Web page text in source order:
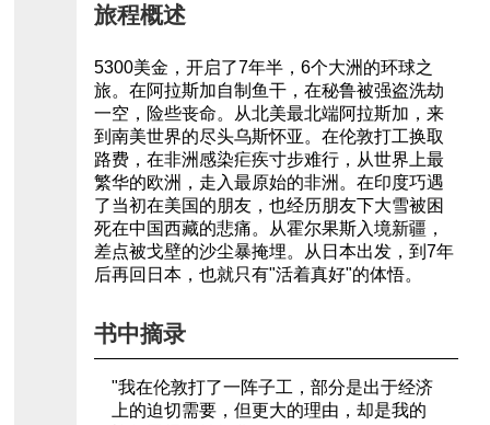
旅程概述
5300美金，开启了7年半，6个大洲的环球之
旅。在阿拉斯加自制鱼干，在秘鲁被强盗洗劫
一空，险些丧命。从北美最北端阿拉斯加，来
到南美世界的尽头乌斯怀亚。在伦敦打工换取
路费，在非洲感染疟疾寸步难行，从世界上最
繁华的欧洲，走入最原始的非洲。在印度巧遇
了当初在美国的朋友，也经历朋友下大雪被困
死在中国西藏的悲痛。从霍尔果斯入境新疆，
差点被戈壁的沙尘暴掩埋。从日本出发，到7年
后再回日本，也就只有"活着真好"的体悟。
书中摘录
"我在伦敦打了一阵子工，部分是出于经济
上的迫切需要，但更大的理由，却是我的